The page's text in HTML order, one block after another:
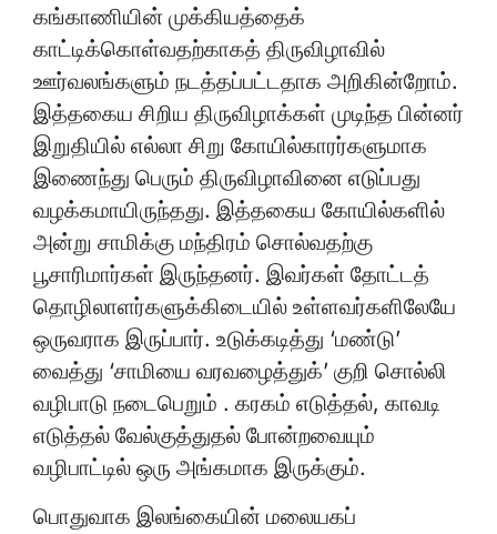
கங்காணியின் முக்கியத்தைக்
காட்டிக்கொள்வதற்காகத் திருவிழாவில்
ஊர்வலங்களும் நடத்தப்பட்டதாக அறிகின்றோம்.
இத்தகைய சிறிய திருவிழாக்கள் முடிந்த பின்னர்
இறுதியில் எல்லா சிறு கோயில்காரர்களுமாக
இணைந்து பெரும் திருவிழாவினை எடுப்பது
வழக்கமாயிருந்தது. இத்தகைய கோயில்களில்
அன்று சாமிக்கு மந்திரம் சொல்வதற்கு
பூசாரிமார்கள் இருந்தனர். இவர்கள் தோட்டத்
தொழிலாளர்களுக்கிடையில் உள்ளவர்களிலேயே
ஒருவராக இருப்பார். உடுக்கடித்து ‘மண்டு’
வைத்து ‘சாமியை வரவழைத்துக்’ குறி சொல்லி
வழிபாடு நடைபெறும் . கரகம் எடுத்தல், காவடி
எடுத்தல் வேல்குத்துதல் போன்றவையும்
வழிபாட்டில் ஒரு அங்கமாக இருக்கும்.
பொதுவாக இலங்கையின் மலையகப்